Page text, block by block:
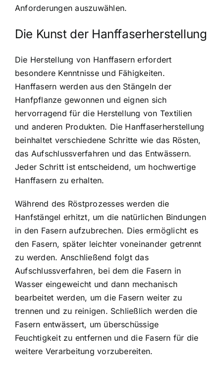
Anforderungen auszuwählen.
Die Kunst der Hanffaserherstellung
Die Herstellung von Hanffasern erfordert
besondere Kenntnisse und Fähigkeiten.
Hanffasern werden aus den Stängeln der
Hanfpflanze gewonnen und eignen sich
hervorragend für die Herstellung von Textilien
und anderen Produkten. Die Hanffaserherstellung
beinhaltet verschiedene Schritte wie das Rösten,
das Aufschlussverfahren und das Entwässern.
Jeder Schritt ist entscheidend, um hochwertige
Hanffasern zu erhalten.
Während des Röstprozesses werden die
Hanfstängel erhitzt, um die natürlichen Bindungen
in den Fasern aufzubrechen. Dies ermöglicht es
den Fasern, später leichter voneinander getrennt
zu werden. Anschließend folgt das
Aufschlussverfahren, bei dem die Fasern in
Wasser eingeweicht und dann mechanisch
bearbeitet werden, um die Fasern weiter zu
trennen und zu reinigen. Schließlich werden die
Fasern entwässert, um überschüssige
Feuchtigkeit zu entfernen und die Fasern für die
weitere Verarbeitung vorzubereiten.